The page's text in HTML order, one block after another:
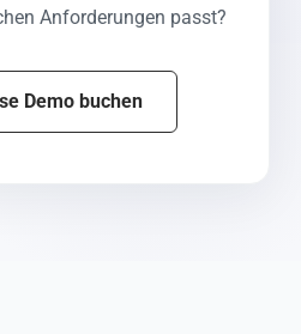
Anforderungen passt?
Demo buchen